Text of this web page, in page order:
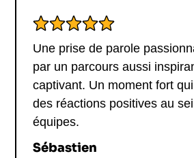
Une prise de parole
par un parcours aussi
captivant. Un moment fort
des réactions positives au
équipes.
Sébastien